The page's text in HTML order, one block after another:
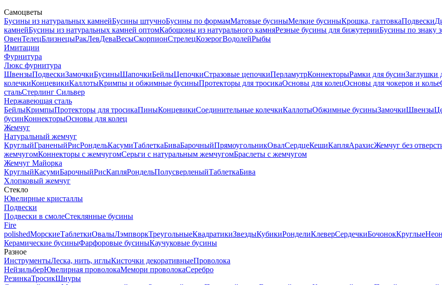
Самоцветы
Бусины из натуральных камнейБусины штучноБусины по формамМатовые бусиныМелкие бусиныКрошка, галтовкаПодвески
камнейБусины из натуральных камней оптомКабошоны из натурального камняРезные бусины для бижутерииБусины по знаку
ОвенТелецБлизнецыРакЛевДеваВесыСкорпионСтрелецКозерогВодолейРыбы
Имитации
Фурнитура
Люкс фурнитура
ШвензыПодвескиЗамочкиБусиныШапочкиБейлыЦепочкиСтразовые цепочкиПерламутрКоннекторыРамки для бусинЗаглушки
колечкиКонцевикиКаллотыКримпы и обжимные бусиныПротекторы для тросикаОсновы для колецОсновы для чокеров и колье
стальСтерлинг Сильвер
Нержавеющая сталь
БейлыКримпыПротекторы для тросикаПиныКонцевикиСоединительные колечкиКаллотыОбжимные бусиныЗамочкиШвензы
бусинКоннекторыОсновы для колец
Жемчуг
Натуральный жемчуг
КруглыйГраненыйРисРондельКасумиТаблеткаБиваБарочныйПрямоугольникОвалСердцеКешиКапляАрахисЖемчуг без
жемчугомКоннекторы с жемчугомСерьги с натуральным жемчугомБраслеты с жемчугом
Жемчуг Майорка
КруглыйКасумиБарочныйРисКапляРондельПолусверленыйТаблеткаБива
Хлопковый жемчуг
Стекло
Ювелирные кристаллы
Подвески
Подвески в смолеСтеклянные бусины
Fire
polishedМорскиеТаблеткиОвалыЛэмпворкТреугольныеКвадратикиЗвездыКубикиРонделиКлеверСердечкиБочонокКруглые
Керамические бусиныФарфоровые бусиныКаучуковые бусины
Разное
ИнструментыЛеска, нить, иглыКисточки декоративныеПроволока
НейзильберЮвелирная проволокаМемори проволокаСеребро
РезинкаТросикШнуры